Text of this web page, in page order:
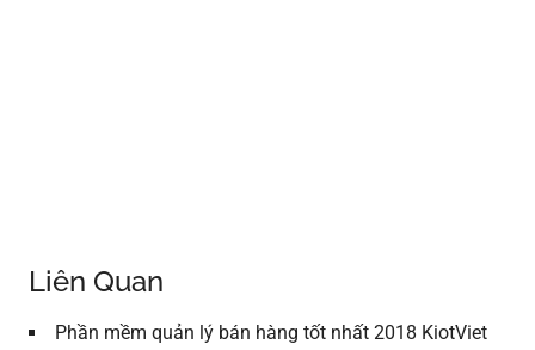
Liên Quan
Phần mềm quản lý bán hàng tốt nhất 2018 KiotViet